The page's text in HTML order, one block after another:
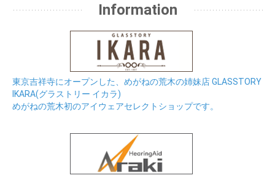
Information
東京吉祥寺にオープンした、めがねの荒木の姉妹店 GLASSTORY
IKARA(グラストリー イカラ)
めがねの荒木初のアイウェアセレクトショップです。